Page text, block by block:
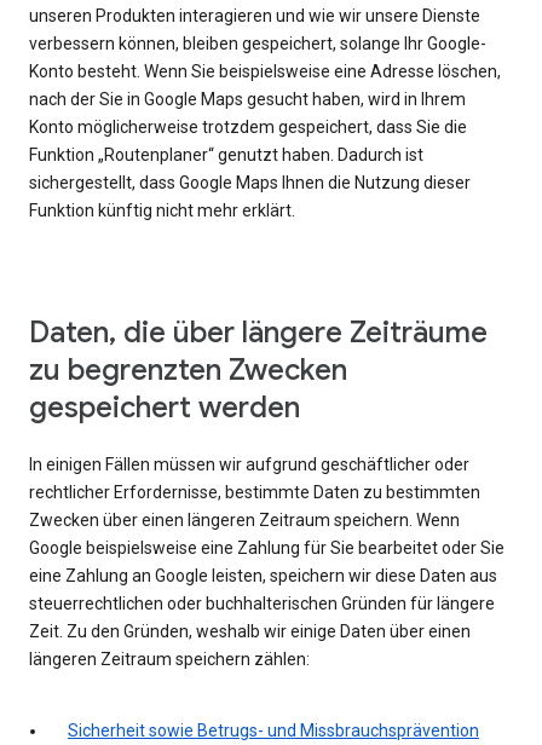
unseren Produkten interagieren und wie wir unsere Dienste
verbessern können, bleiben gespeichert, solange Ihr Google-
Konto besteht. Wenn Sie beispielsweise eine Adresse löschen,
nach der Sie in Google Maps gesucht haben, wird in Ihrem
Konto möglicherweise trotzdem gespeichert, dass Sie die
Funktion „Routenplaner“ genutzt haben. Dadurch ist
sichergestellt, dass Google Maps Ihnen die Nutzung dieser
Funktion künftig nicht mehr erklärt.
Daten, die über längere Zeiträume
zu begrenzten Zwecken
gespeichert werden
In einigen Fällen müssen wir aufgrund geschäftlicher oder
rechtlicher Erfordernisse, bestimmte Daten zu bestimmten
Zwecken über einen längeren Zeitraum speichern. Wenn
Google beispielsweise eine Zahlung für Sie bearbeitet oder Sie
eine Zahlung an Google leisten, speichern wir diese Daten aus
steuerrechtlichen oder buchhalterischen Gründen für längere
Zeit. Zu den Gründen, weshalb wir einige Daten über einen
längeren Zeitraum speichern zählen:
Sicherheit sowie Betrugs- und Missbrauchsprävention